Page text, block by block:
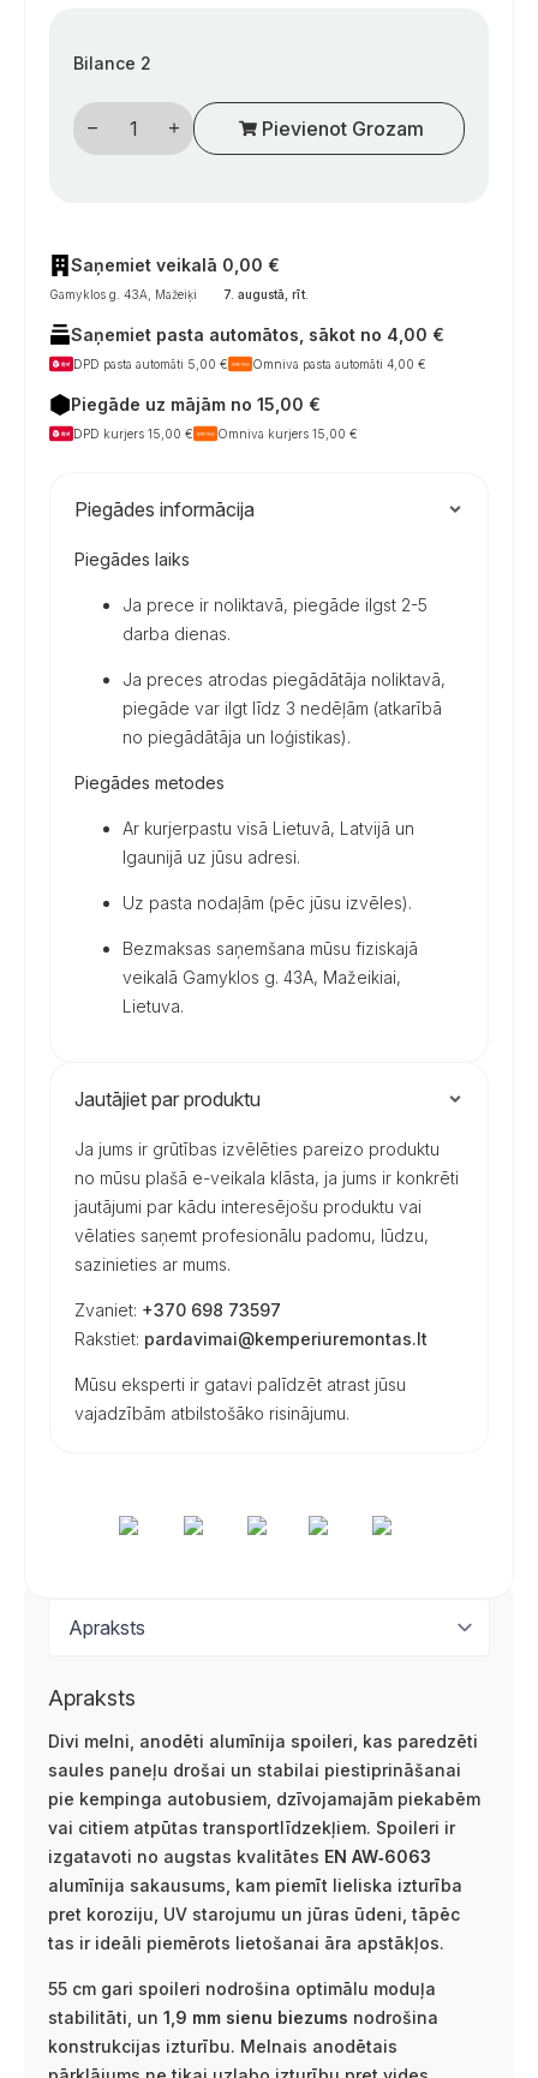
Bilance 2
Aliumininiai
55
cm
kemperių
vnt.,
anoduoti)
daudzums
Pievienot Grozam
Saņemiet veikalā 0,00 €
Gamyklos g. 43A, Mažeiķi 7. augustā, rīt.
Saņemiet pasta automātos, sākot no 4,00 €
DPD pasta automāti 5,00 € Omniva pasta automāti 4,00 €
Piegāde uz mājām no 15,00 €
DPD kurjers 15,00 € Omniva kurjers 15,00 €
Piegādes informācija
Piegādes laiks
Ja prece ir noliktavā, piegāde ilgst 2-5
darba dienas.
Ja preces atrodas piegādātāja noliktavā,
piegāde var ilgt līdz 3 nedēļām (atkarībā
no piegādātāja un loģistikas).
Piegādes metodes
Ar kurjerpastu visā Lietuvā, Latvijā un
Igaunijā uz jūsu adresi.
Uz pasta nodaļām (pēc jūsu izvēles).
Bezmaksas saņemšana mūsu fiziskajā
veikalā Gamyklos g. 43A, Mažeikiai,
Lietuva.
Jautājiet par produktu
Ja jums ir grūtības izvēlēties pareizo produktu
no mūsu plašā e-veikala klāsta, ja jums ir konkrēti
jautājumi par kādu interesējošu produktu vai
vēlaties saņemt profesionālu padomu, lūdzu,
sazinieties ar mums.
Zvaniet: +370 698 73597
Rakstiet: pardavimai@kemperiuremontas.lt
Mūsu eksperti ir gatavi palīdzēt atrast jūsu
vajadzībām atbilstošāko risinājumu.
Apraksts
Divi melni, anodēti alumīnija spoileri, kas paredzēti
saules paneļu drošai un stabilai piestiprināšanai
pie kempinga autobusiem, dzīvojamajām piekabēm
vai citiem atpūtas transportlīdzekļiem. Spoileri ir
izgatavoti no augstas kvalitātes EN AW‑6063
alumīnija sakausums, kam piemīt lieliska izturība
pret koroziju, UV starojumu un jūras ūdeni, tāpēc
tas ir ideāli piemērots lietošanai āra apstākļos.
55 cm gari spoileri nodrošina optimālu moduļa
stabilitāti, un 1,9 mm sienu biezums nodrošina
konstrukcijas izturību. Melnais anodētais